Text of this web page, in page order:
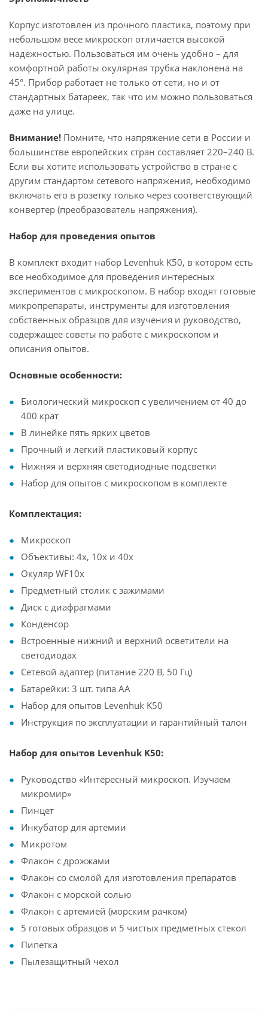
Корпус изготовлен из прочного пластика, поэтому при
небольшом весе микроскоп отличается высокой
надежностью. Пользоваться им очень удобно – для
комфортной работы окулярная трубка наклонена на
45°. Прибор работает не только от сети, но и от
стандартных батареек, так что им можно пользоваться
даже на улице.
Внимание! Помните, что напряжение сети в России и
большинстве европейских стран составляет 220–240 В.
Если вы хотите использовать устройство в стране с
другим стандартом сетевого напряжения, необходимо
включать его в розетку только через соответствующий
конвертер (преобразователь напряжения).
Набор для проведения опытов
В комплект входит набор Levenhuk K50, в котором есть
все необходимое для проведения интересных
экспериментов с микроскопом. В набор входят готовые
микропрепараты, инструменты для изготовления
собственных образцов для изучения и руководство,
содержащее советы по работе с микроскопом и
описания опытов.
Основные особенности:
Биологический микроскоп с увеличением от 40 до
400 крат
В линейке пять ярких цветов
Прочный и легкий пластиковый корпус
Нижняя и верхняя светодиодные подсветки
Набор для опытов с микроскопом в комплекте
Комплектация:
Микроскоп
Объективы: 4х, 10х и 40х
Окуляр WF10х
Предметный столик с зажимами
Диск с диафрагмами
Конденсор
Встроенные нижний и верхний осветители на
светодиодах
Сетевой адаптер (питание 220 В, 50 Гц)
Батарейки: 3 шт. типа АА
Набор для опытов Levenhuk K50
Инструкция по эксплуатации и гарантийный талон
Набор для опытов Levenhuk K50:
Руководство «Интересный микроскоп. Изучаем
микромир»
Пинцет
Инкубатор для артемии
Микротом
Флакон с дрожжами
Флакон со смолой для изготовления препаратов
Флакон с морской солью
Флакон с артемией (морским рачком)
5 готовых образцов и 5 чистых предметных стекол
Пипетка
Пылезащитный чехол